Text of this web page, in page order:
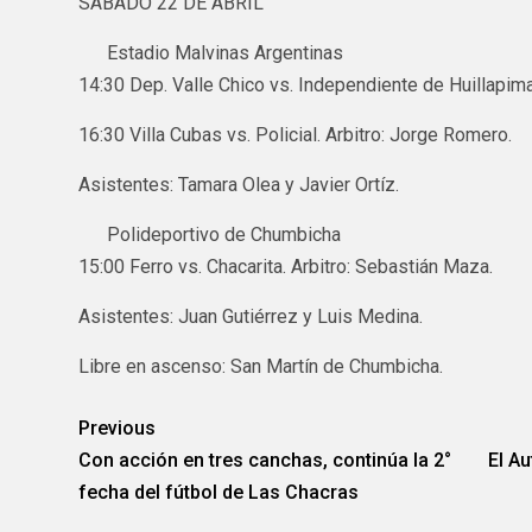
Estadio Malvinas Argentinas
14:30 Dep. Valle Chico vs. Independiente de
16:30 Villa Cubas vs. Policial. Arbitro: Jorge Romero.
Asistentes: Tamara Olea y Javier Ortíz.
Polideportivo de Chumbicha
15:00 Ferro vs. Chacarita. Arbitro: Sebastián Maza.
Asistentes: Juan Gutiérrez y Luis Medina.
Libre en ascenso: San Martín de Chumbicha.
Previous
Con acción en tres canchas, continúa la 2°
fecha del fútbol de Las Chacras
El